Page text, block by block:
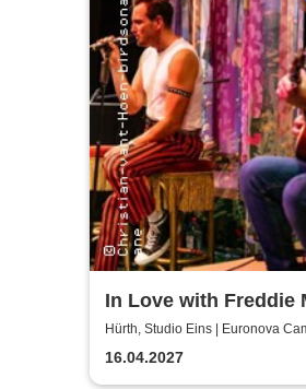
In Love with Freddie
Hürth, Studio Eins | Euronova
16.04.2027